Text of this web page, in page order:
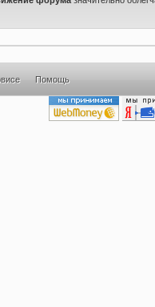
Помощь